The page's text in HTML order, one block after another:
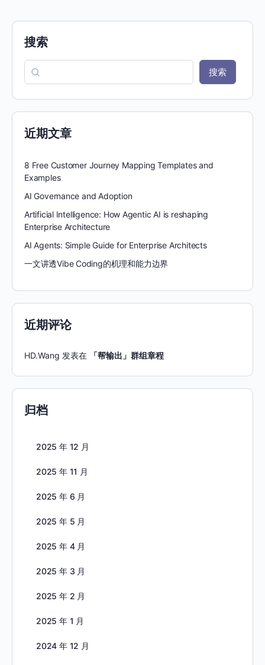
搜索
搜索
近期文章
8 Free Customer Journey Mapping Templates and
Examples
AI Governance and Adoption
Artificial Intelligence: How Agentic AI is reshaping
Enterprise Architecture
AI Agents: Simple Guide for Enterprise Architects
一文讲透Vibe Coding的机理和能力边界
近期评论
HD.Wang 发表在 「帮输出」群组章程
归档
2025 年 12 月
2025 年 11 月
2025 年 6 月
2025 年 5 月
2025 年 4 月
2025 年 3 月
2025 年 2 月
2025 年 1 月
2024 年 12 月